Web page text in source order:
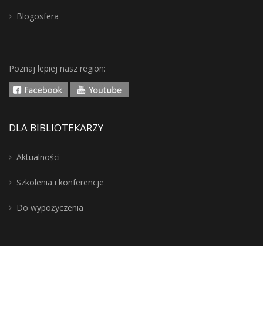
Blogosfera
Poznaj lepiej nasz region:
DLA BIBLIOTEKARZY
Aktualności
Szkolenia i konferencje
Do wypożyczenia